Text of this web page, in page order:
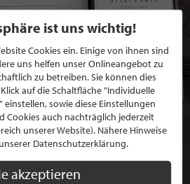
SICH FÜR EINE GRATIS
BEI STILPUNKTE®
ist uns wichtig!
Cookies ein. Einige von ihnen sind
uns helfen unser Onlineangebot zu
zu betreiben. Sie können dies
auf die Schaltfläche "Individuelle
einstellen, sowie diese Einstellungen
Cookies auch nachträglich jederzeit
unserer Website). Nähere Hinweise
Datenschutzerklärung.
akzeptieren